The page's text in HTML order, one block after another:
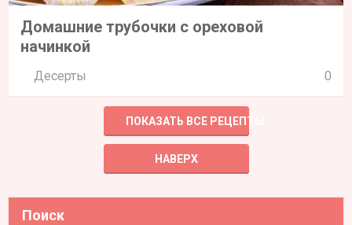
Домашние трубочки с ореховой
начинкой
Десерты 0
ПОКАЗАТЬ ВСЕ РЕЦЕПТЫ
НАВЕРХ
Поиск